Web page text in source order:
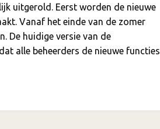
uitgerold. Eerst worden de nieuwe
Vanaf het einde van de zomer
De huidige versie van de
alle beheerders de nieuwe functies